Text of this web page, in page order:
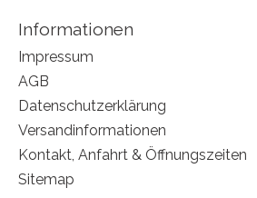
Informationen
Impressum
AGB
Datenschutzerklärung
Versandinformationen
Kontakt, Anfahrt & Öffnungszeiten
Sitemap